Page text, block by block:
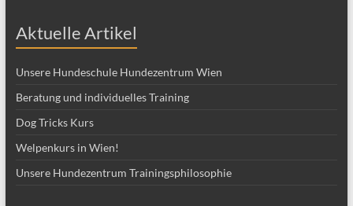
Aktuelle Artikel
Unsere Hundeschule Hundezentrum Wien
Beratung und individuelles Training
Dog Tricks Kurs
Welpenkurs in Wien!
Unsere Hundezentrum Trainingsphilosophie